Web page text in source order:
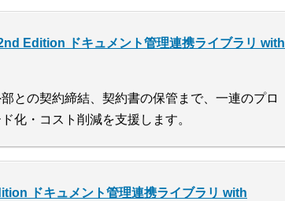
Edition ドキュメント管理連携ライブラリ with
との契約締結、契約書の保管まで、一連のプロ
化・コスト削減を支援します。
ドキュメント管理連携ライブラリ with